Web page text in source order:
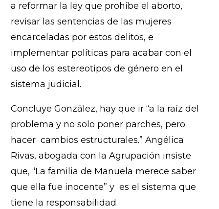
a reformar la ley que prohíbe el aborto,
revisar las sentencias de las mujeres
encarceladas por estos delitos, e
implementar políticas para acabar con el
uso de los estereotipos de género en el
sistema judicial.
Concluye González, hay que ir “a la raíz del
problema y no solo poner parches, pero
hacer cambios estructurales.” Angélica
Rivas, abogada con la Agrupación insiste
que, “La familia de Manuela merece saber
que ella fue inocente” y es el sistema que
tiene la responsabilidad.